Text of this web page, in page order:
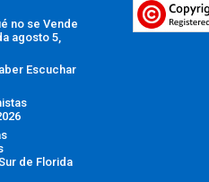
no se Vende
agosto 5,
Escuchar
de Florida